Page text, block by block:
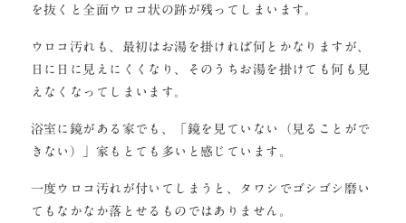
を抜くと全面ウロコ状の跡が残ってしまいます。
ウロコ汚れも、最初はお湯を掛ければ何とかなりますが、
日に日に見えにくくなり、そのうちお湯を掛けても何も見
えなくなってしまいます。
浴室に鏡がある家でも、「鏡を見ていない（見ることがで
きない）」家もとても多いと感じています。
一度ウロコ汚れが付いてしまうと、タワシでゴシゴシ磨い
てもなかなか落とせるものではありません。